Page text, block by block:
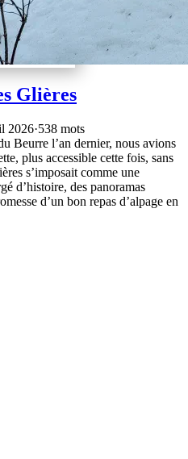
Glières
2026·538 mots
Beurre l’an dernier, nous avions
plus accessible cette fois, sans
s’imposait comme une
d’histoire, des panoramas
d’un bon repas d’alpage en